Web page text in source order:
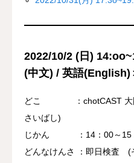
2022/10/2 (日)
(中文) / 英語(English)
どこ ：chotCAST 大
さいばし)
じかん ：14：00～15
どんなけんさ ：即日検